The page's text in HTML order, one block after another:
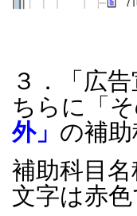
３．「広
ちらに「
外」 の補助
補助科目
文字は赤色